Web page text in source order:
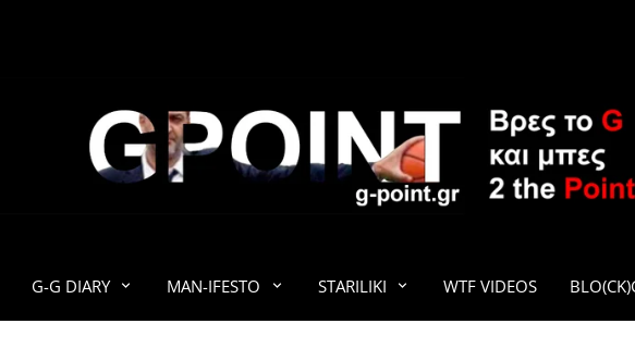
G-
G-G DIARY MAN-IFESTO STARILIKI WTF VIDEOS